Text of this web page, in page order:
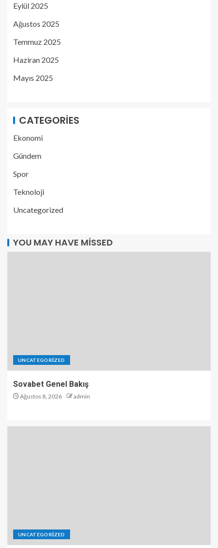
Eylül 2025
Ağustos 2025
Temmuz 2025
Haziran 2025
Mayıs 2025
CATEGORIES
Ekonomi
Gündem
Spor
Teknoloji
Uncategorized
YOU MAY HAVE MISSED
UNCATEGORIZED
Sovabet Genel Bakış
Ağustos 8, 2026 admin
UNCATEGORIZED